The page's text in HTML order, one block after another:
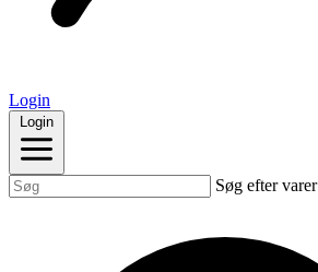
Login
Login
Søg efter varer